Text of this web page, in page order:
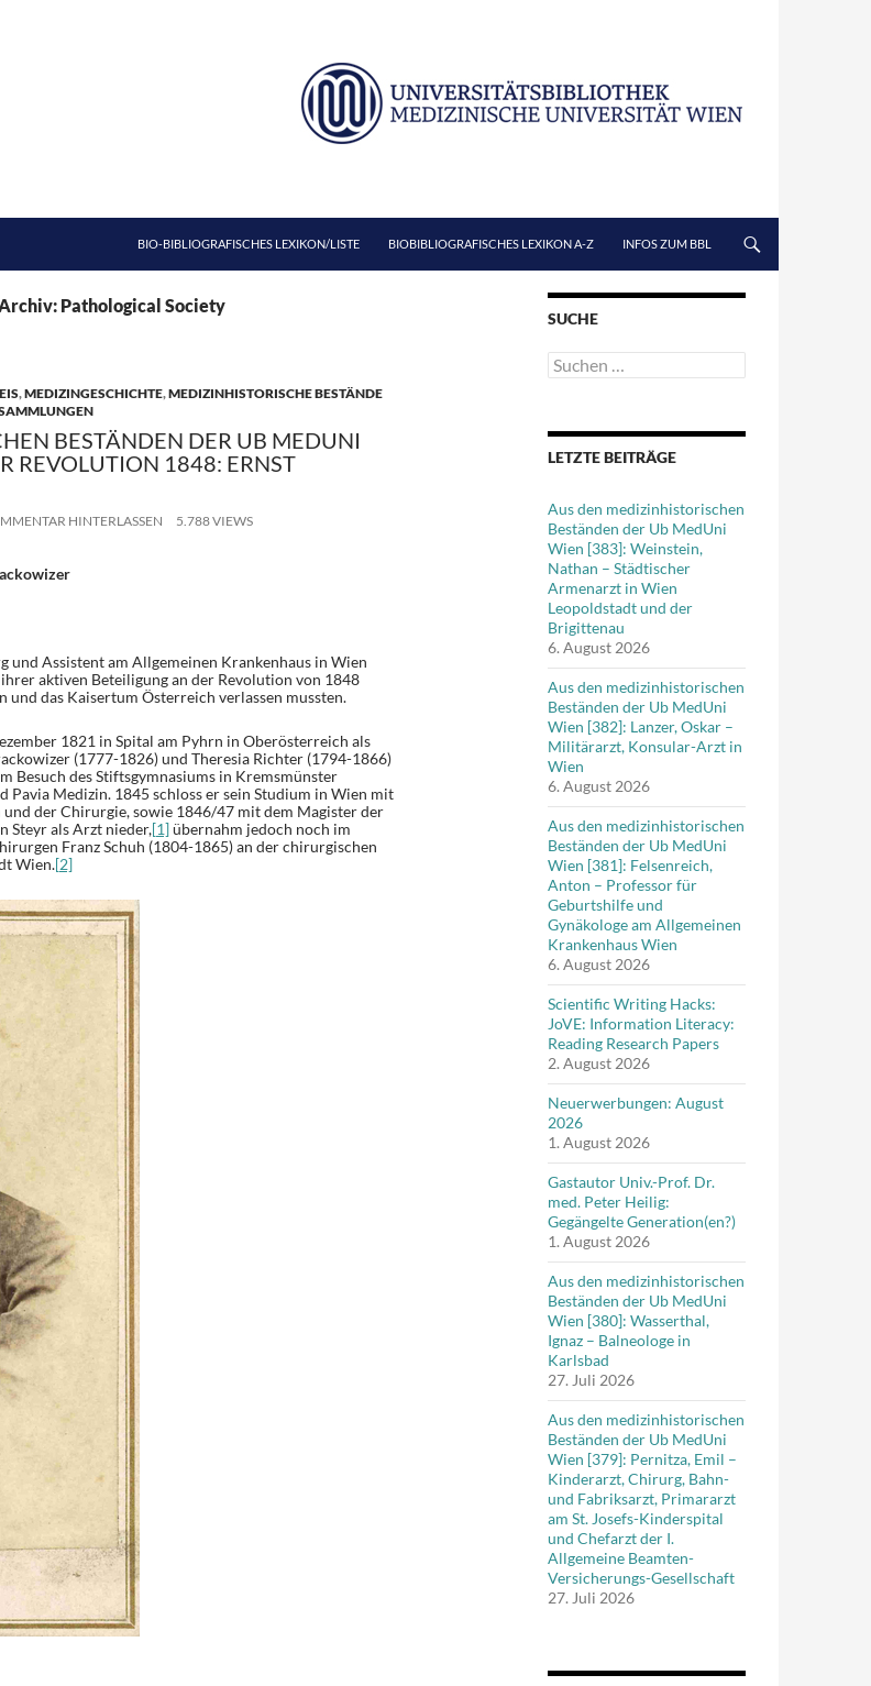
BIO-BIBLIOGRAFISCHES LEXIKON/LISTE
BIOBIBLIOGRAFISCHES LEXIKON A-Z INFOS ZUM BBL
Pathological Society
,MEDIZINGESCHICHTE,MEDIZINHISTORISCHE BESTÄNDE
BESTÄNDEN DER UB MEDUNI
REVOLUTION 1848: ERNST
HINTERLASSEN 5.788 VIEWS
Assistent am Allgemeinen Krankenhaus in Wien
aktiven Beteiligung an der Revolution von 1848
das Kaisertum Österreich verlassen mussten.
1821 in Spital am Pyhrn in Oberösterreich als
(1777-1826) und Theresia Richter (1794-1866)
Besuch des Stiftsgymnasiums in Kremsmünster
Medizin. 1845 schloss er sein Studium in Wien mit
der Chirurgie, sowie 1846/47 mit dem Magister der
Steyr als Arzt nieder,[1]übernahm jedoch noch im
Franz Schuh (1804-1865) an der chirurgischen
Wien.[2]
SUCHE
Suchen
nach:
LETZTE BEITRÄGE
Aus den medizinhistorischen
Beständen der Ub MedUni
Wien [383]: Weinstein,
Nathan – Städtischer
Armenarzt in Wien
Leopoldstadt und der
Brigittenau
6. August 2026
Aus den medizinhistorischen
Beständen der Ub MedUni
Wien [382]: Lanzer, Oskar –
Militärarzt, Konsular-Arzt in
Wien
6. August 2026
Aus den medizinhistorischen
Beständen der Ub MedUni
Wien [381]: Felsenreich,
Anton – Professor für
Geburtshilfe und
Gynäkologe am Allgemeinen
Krankenhaus Wien
6. August 2026
Scientific Writing Hacks:
JoVE: Information Literacy:
Reading Research Papers
2. August 2026
Neuerwerbungen: August
2026
1. August 2026
Gastautor Univ.-Prof. Dr.
med. Peter Heilig:
Gegängelte Generation(en?)
1. August 2026
Aus den medizinhistorischen
Beständen der Ub MedUni
Wien [380]: Wasserthal,
Ignaz – Balneologe in
Karlsbad
27. Juli 2026
Aus den medizinhistorischen
Beständen der Ub MedUni
Wien [379]: Pernitza, Emil –
Kinderarzt, Chirurg, Bahn-
und Fabriksarzt, Primararzt
am St. Josefs-Kinderspital
und Chefarzt der I.
Allgemeine Beamten-
Versicherungs-Gesellschaft
27. Juli 2026